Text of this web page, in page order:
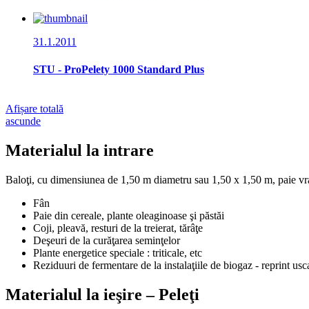
31.1.2011
STU - ProPelety 1000 Standard Plus
Afișare totală
ascunde
Materialul la intrare
Baloţi, cu dimensiunea de 1,50 m diametru sau 1,50 x 1,50 m, paie
Fân
Paie din cereale, plante oleaginoase şi păstăi
Coji, pleavă, resturi de la treierat, tărâţe
Deşeuri de la curăţarea seminţelor
Plante energetice speciale : triticale, etc
Reziduuri de fermentare de la instalaţiile de biogaz - reprint
Materialul la ieşire – Peleţi